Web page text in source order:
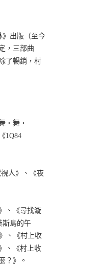
》出版（至今
，三部曲
了暢銷，村
舞‧舞‧
1Q84
人》、《夜
、《尋找漩
斯島的午
、《村上收
、《村上收
？》。